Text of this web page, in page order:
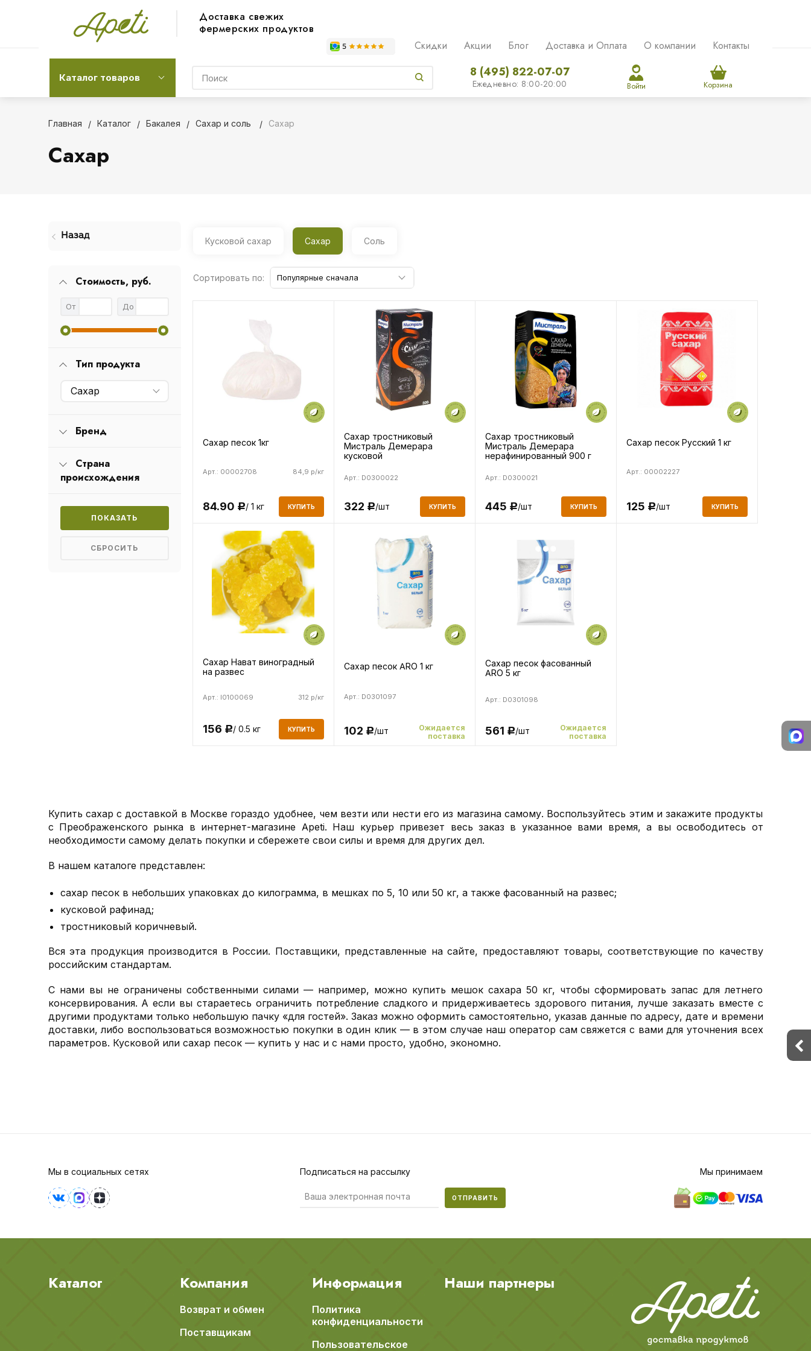
Доставка свежих
фермерских продуктов
Скидки Акции Блог Доставка и Оплата О компании Контакты
Каталог товаров 8 (495) 822-07-07
Ежедневно: 8:00-20:00 Войти Корзина
Главная Каталог Бакалея Сахар и соль Сахар
Сахар
Назад
Стоимость, руб.
От До
Тип продукта
Сахар
Бренд
Страна
происхождения
Кусковой сахар Сахар Соль
Сортировать по: Популярные сначала
Сахар песок 1кг
84,9 р/кг
Арт.: 00002708
84.90 Р/ 1 кг КУПИТЬ
Сахар тростниковый
Мистраль Демерара
кусковой
Арт.: D0300022
322 Р/шт КУПИТЬ
Сахар тростниковый
Мистраль Демерара
нерафинированный 900 г
Арт.: D0300021
445 Р/шт КУПИТЬ
Сахар песок Русский 1 кг
Арт.: 00002227
125 Р/шт КУПИТЬ
Сахар Нават виноградный
на развес
312 р/кг
Арт.: I0100069
156 Р/ 0.5 кг КУПИТЬ
Сахар песок ARO 1 кг
Арт.: D0301097
102 Р/шт
Ожидается
поставка
Сахар песок фасованный
ARO 5 кг
Арт.: D0301098
561 Р/шт
Ожидается
поставка
Купить сахар с доставкой в Москве гораздо удобнее, чем везти или нести его из магазина самому. Воспользуйтесь этим и закажите продукты
с Преображенского рынка в интернет-магазине Apeti. Наш курьер привезет весь заказ в указанное вами время, а вы освободитесь от
необходимости самому делать покупки и сбережете свои силы и время для других дел.
В нашем каталоге представлен:
сахар песок в небольших упаковках до килограмма, в мешках по 5, 10 или 50 кг, а также фасованный на развес;
кусковой рафинад;
тростниковый коричневый.
Вся эта продукция производится в России. Поставщики, представленные на сайте, предоставляют товары, соответствующие по качеству
российским стандартам.
С нами вы не ограничены собственными силами — например, можно купить мешок сахара 50 кг, чтобы сформировать запас для летнего
консервирования. А если вы стараетесь ограничить потребление сладкого и придерживаетесь здорового питания, лучше заказать вместе с
другими продуктами только небольшую пачку «для гостей». Заказ можно оформить самостоятельно, указав данные по адресу, дате и времени
доставки, либо воспользоваться возможностью покупки в один клик — в этом случае наш оператор сам свяжется с вами для уточнения всех
параметров. Кусковой или сахар песок — купить у нас и с нами просто, удобно, экономно.
Мы в социальных сетях Подписаться на рассылку
ОТПРАВИТЬ
Мы принимаем
Каталог Компания
Возврат и обмен
Поставщикам
Информация
Политика
конфиденциальности
Пользовательское
Наши партнеры